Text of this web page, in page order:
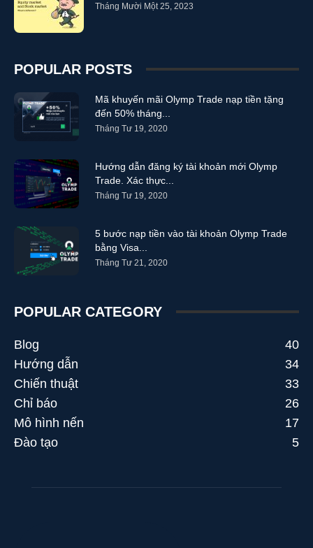
Tháng Mười Một 25, 2023
POPULAR POSTS
Mã khuyến mãi Olymp Trade nạp tiền tặng
đến 50% tháng...
Tháng Tư 19, 2020
Hướng dẫn đăng ký tài khoản mới Olymp
Trade. Xác thực...
Tháng Tư 19, 2020
5 bước nạp tiền vào tài khoản Olymp Trade
bằng Visa...
Tháng Tư 21, 2020
POPULAR CATEGORY
Blog
40
Hướng dẫn
34
Chiến thuật
33
Chỉ báo
26
Mô hình nến
17
Đào tạo
5